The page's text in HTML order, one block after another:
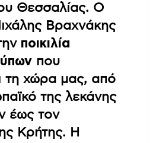
Θεσσαλίας. Ο
Βραχνάκης
ποικιλία
που
τη χώρα μας, από
της λεκάνης
έως τον
Κρήτης. Η